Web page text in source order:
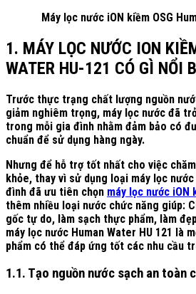
Máy lọc nước iON kiềm OSG
1. MÁY LỌC NƯỚC ION
WATER HU-121 CÓ GÌ NỔI
Trước thực trạng chất lượng nguồn
giảm nghiêm trọng, máy lọc nước đã
trong mỗi gia đình nhằm đảm bảo có
chuẩn để sử dụng hàng ngày.
Nhưng để hỗ trợ tốt nhất cho việc
khỏe, thay vì sử dụng loại máy lọc
đình đã ưu tiên chọn máy lọc nước iON
thêm nhiều loại nước chức năng giúp:
gốc tự do, làm sạch thực phẩm, làm
máy lọc nước Human Water HU 121 là
phẩm có thể đáp ứng tốt các nhu cầu
1.1. Tạo nguồn nước sạch an toàn